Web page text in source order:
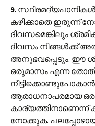
9.
കഴിക്കാതെ ഇരുന്ന്
ദിവസമെങ്കിലും
ദിവസം നിങ്ങൾക്ക്
അനുഭവപ്പെടും. ഈ
ഒരുമാസം എന്ന
ആരാധനാപരമായ
കാര്യത്തിനാണെന്ന്
നോക്കുക. പലപ്പോഴായി